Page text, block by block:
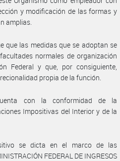
y modificación de las formas y
amplias.
que las medidas que se adoptan se
normales de organización
Federal y que, por consiguiente,
propia de la función.
con la conformidad de la
Impositivas del Interior y de la
se dicta en el marco de las
FEDERAL DE INGRESOS